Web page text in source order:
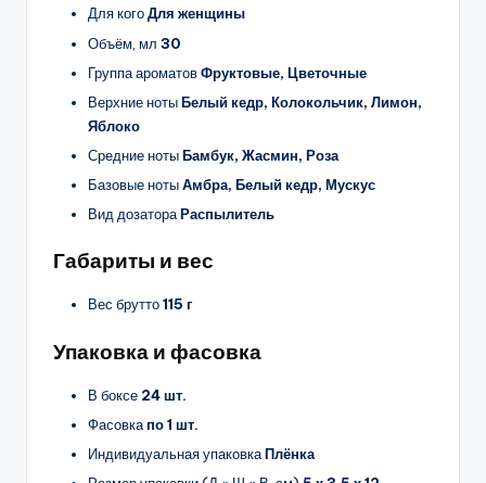
Для когоДля женщины
Объём, мл 30
Группа ароматовФруктовые, Цветочные
Верхние нотыБелый кедр, Колокольчик, Лимон,
Яблоко
Средние нотыБамбук, Жасмин, Роза
Базовые нотыАмбра, Белый кедр, Мускус
Вид дозатораРаспылитель
Габариты и вес
Вес брутто115 г
Упаковка и фасовка
В боксе 24 шт.
Фасовкапо 1 шт.
Индивидуальная упаковкаПлёнка